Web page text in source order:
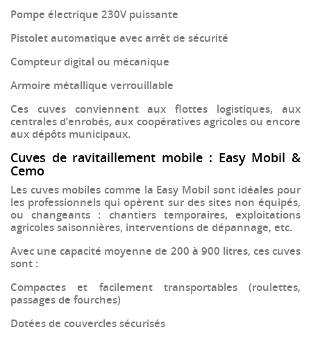
Pompe électrique 230V puissante
Pistolet automatique avec arrêt de sécurité
Compteur digital ou mécanique
Armoire métallique verrouillable
Ces cuves conviennent auxflottes logistiques, aux
centrales d’enrobés, aux coopératives agricolesou encore
aux dépôts municipaux.
Cuves de ravitaillement mobile : Easy Mobil &
Cemo
Les cuves mobiles comme la Easy Mobil sont idéales pour
les professionnels qui opèrent sur des sites non équipés,
ou changeants : chantiers temporaires, exploitations
agricoles saisonnières, interventions de dépannage, etc.
Avec une capacité moyenne de 200 à 900 litres, ces cuves
sont :
Compactes et facilement transportables (roulettes,
passages de fourches)
Dotées de couvercles sécurisés